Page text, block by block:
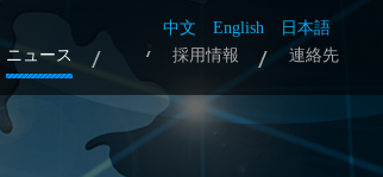
中文 English
日本語
ニュース 採用情報 連絡先